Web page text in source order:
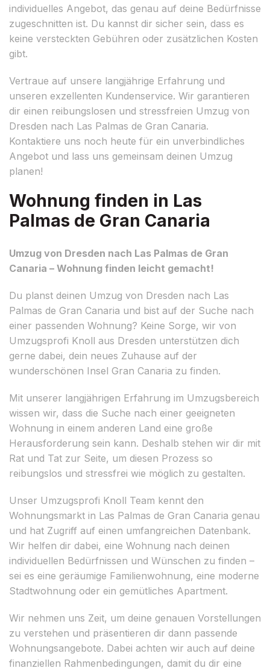
individuelles Angebot, das genau auf deine Bedürfnisse
zugeschnitten ist. Du kannst dir sicher sein, dass es
keine versteckten Gebühren oder zusätzlichen Kosten
gibt.
Vertraue auf unsere langjährige Erfahrung und
unseren exzellenten Kundenservice. Wir garantieren
dir einen reibungslosen und stressfreien Umzug von
Dresden nach Las Palmas de Gran Canaria.
Kontaktiere uns noch heute für ein unverbindliches
Angebot und lass uns gemeinsam deinen Umzug
planen!
Wohnung finden in Las
Palmas de Gran Canaria
Umzug von Dresden nach Las Palmas de Gran
Canaria – Wohnung finden leicht gemacht!
Du planst deinen Umzug von Dresden nach Las
Palmas de Gran Canaria und bist auf der Suche nach
einer passenden Wohnung? Keine Sorge, wir von
Umzugsprofi Knoll aus Dresden unterstützen dich
gerne dabei, dein neues Zuhause auf der
wunderschönen Insel Gran Canaria zu finden.
Mit unserer langjährigen Erfahrung im Umzugsbereich
wissen wir, dass die Suche nach einer geeigneten
Wohnung in einem anderen Land eine große
Herausforderung sein kann. Deshalb stehen wir dir mit
Rat und Tat zur Seite, um diesen Prozess so
reibungslos und stressfrei wie möglich zu gestalten.
Unser Umzugsprofi Knoll Team kennt den
Wohnungsmarkt in Las Palmas de Gran Canaria genau
und hat Zugriff auf einen umfangreichen Datenbank.
Wir helfen dir dabei, eine Wohnung nach deinen
individuellen Bedürfnissen und Wünschen zu finden –
sei es eine geräumige Familienwohnung, eine moderne
Stadtwohnung oder ein gemütliches Apartment.
Wir nehmen uns Zeit, um deine genauen Vorstellungen
zu verstehen und präsentieren dir dann passende
Wohnungsangebote. Dabei achten wir auch auf deine
finanziellen Rahmenbedingungen, damit du dir eine